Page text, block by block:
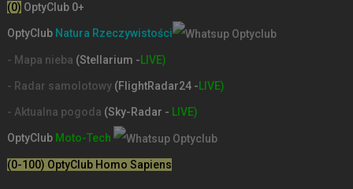
(0) OptyClub 0+
OptyClub Natura Rzeczywistości
- Mapa nieba (Stellarium -LIVE)
- Radar samolotowy (FlightRadar24 -LIVE)
- Aktualna pogoda (Sky-Radar - LIVE)
OptyClub Moto-Tech
(0-100) OptyClub Homo Sapiens